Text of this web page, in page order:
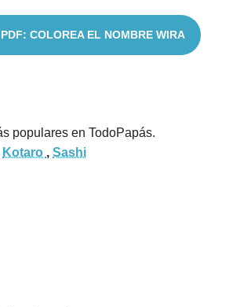
COLOREA EL NOMBRE WIRA
populares en TodoPapás.
Kotaro , Sashi